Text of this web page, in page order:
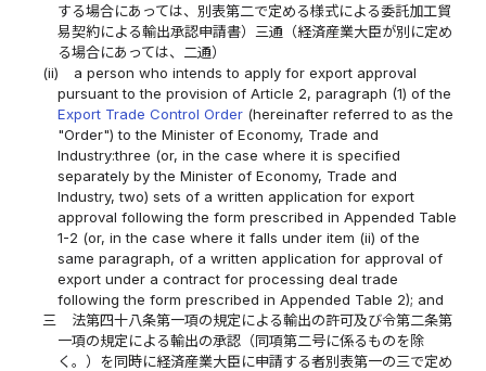
する場合にあっては、別表第二で定める様式による委託加工貿
易契約による輸出承認申請書）三通（経済産業大臣が別に定め
る場合にあっては、二通）
(ii)
a person who intends to apply for export approval
pursuant to the provision of Article 2, paragraph (1) of the
Export Trade Control Order(hereinafter referred to as the
"Order") to the Minister of Economy, Trade and
Industry:three (or, in the case where it is specified
separately by the Minister of Economy, Trade and
Industry, two) sets of a written application for export
approval following the form prescribed in Appended Table
1-2 (or, in the case where it falls under item (ii) of the
same paragraph, of a written application for approval of
export under a contract for processing deal trade
following the form prescribed in Appended Table 2); and
三
法第四十八条第一項の規定による輸出の許可及び令第二条第
一項の規定による輸出の承認（同項第二号に係るものを除
く。）を同時に経済産業大臣に申請する者別表第一の三で定め